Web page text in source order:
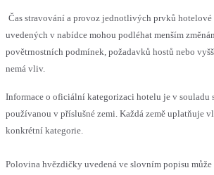
Čas stravování a provoz jednotlivých prvků
uvedených v nabídce mohou podléhat menším
povětrnostních podmínek, požadavků hostů nebo
nemá vliv.
Informace o oficiální kategorizaci hotelu je v souladu
používanou v příslušné zemi. Každá země uplatňuje
konkrétní kategorie.
Polovina hvězdičky uvedená ve slovním popisu může